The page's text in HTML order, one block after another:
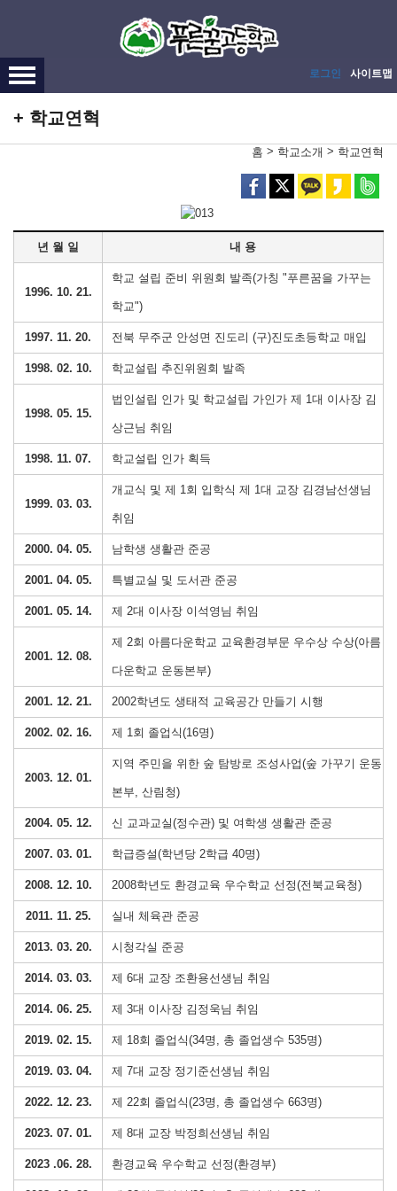
로그인 사이트맵
학교연혁
홈 > 학교소개 > 학교연혁
년 월 일 내 용
1996. 10. 21.
학교 설립 준비 위원회 발족(가칭 "푸른꿈을 가꾸는
학교")
1997. 11. 20. 전북 무주군 안성면 진도리 (구)진도초등학교 매입
1998. 02. 10. 학교설립 추진위원회 발족
1998. 05. 15.
법인설립 인가 및 학교설립 가인가 제 1대 이사장 김
상근님 취임
1998. 11. 07. 학교설립 인가 획득
1999. 03. 03.
개교식 및 제 1회 입학식 제 1대 교장 김경남선생님
취임
2000. 04. 05. 남학생 생활관 준공
2001. 04. 05. 특별교실 및 도서관 준공
2001. 05. 14. 제 2대 이사장 이석영님 취임
2001. 12. 08.
제 2회 아름다운학교 교육환경부문 우수상 수상(아름
다운학교 운동본부)
2001. 12. 21. 2002학년도 생태적 교육공간 만들기 시행
2002. 02. 16. 제 1회 졸업식(16명)
2003. 12. 01.
지역 주민을 위한 숲 탐방로 조성사업(숲 가꾸기 운동
본부, 산림청)
2004. 05. 12. 신 교과교실(정수관) 및 여학생 생활관 준공
2007. 03. 01. 학급증설(학년당 2학급 40명)
2008. 12. 10. 2008학년도 환경교육 우수학교 선정(전북교육청)
2011. 11. 25. 실내 체육관 준공
2013. 03. 20. 시청각실 준공
2014. 03. 03. 제 6대 교장 조환용선생님 취임
2014. 06. 25. 제 3대 이사장 김정욱님 취임
2019. 02. 15. 제 18회 졸업식(34명, 총 졸업생수 535명)
2019. 03. 04. 제 7대 교장 정기준선생님 취임
2022. 12. 23. 제 22회 졸업식(23명, 총 졸업생수 663명)
2023. 07. 01. 제 8대 교장 박정희선생님 취임
2023 .06. 28. 환경교육 우수학교 선정(환경부)